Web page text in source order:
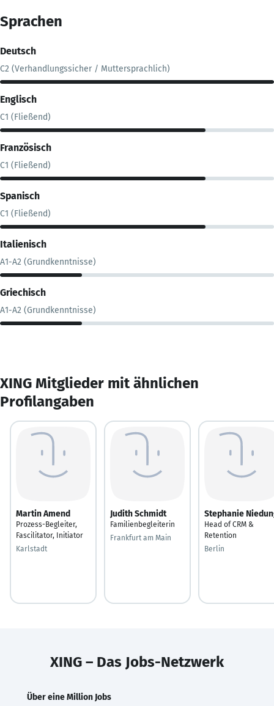
Sprachen
Deutsch
C2 (Verhandlungssicher / Muttersprachlich)
Englisch
C1 (Fließend)
Französisch
C1 (Fließend)
Spanisch
C1 (Fließend)
Italienisch
A1-A2 (Grundkenntnisse)
Griechisch
A1-A2 (Grundkenntnisse)
XING Mitglieder mit ähnlichen
Profilangaben
Martin Amend
Prozess-Begleiter,
Fascilitator, Initiator
Karlstadt
Judith Schmidt
Familienbegleiterin
Frankfurt am Main
Stephanie
Head of CRM &
Retention
Berlin
XING – Das Jobs-Netzwerk
Über eine Million Jobs